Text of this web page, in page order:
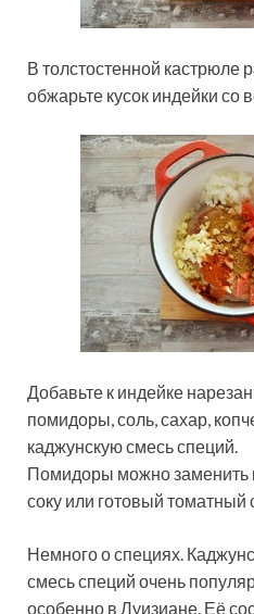
В толстостенной кастрюле
обжарьте кусок индейки со
Добавьте к индейке
помидоры, соль, сахар,
каджунскую смесь специй.
Помидоры можно заменить
соку или готовый томатный
Немного о специях.
смесь специй очень
особенно в Луизиане. Её